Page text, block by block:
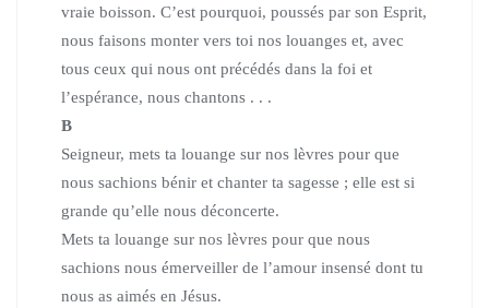
vraie boisson. C’est pourquoi, poussés par son Esprit,
nous faisons monter vers toi nos louanges et, avec
tous ceux qui nous ont précédés dans la foi et
l’espérance, nous chantons . . .
B
Seigneur, mets ta louange sur nos lèvres pour que
nous sachions bénir et chanter ta sagesse ; elle est si
grande qu’elle nous déconcerte.
Mets ta louange sur nos lèvres pour que nous
sachions nous émerveiller de l’amour insensé dont tu
nous as aimés en Jésus.